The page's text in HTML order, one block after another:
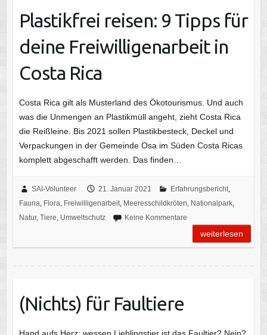
Plastikfrei reisen: 9 Tipps für
deine Freiwilligenarbeit in
Costa Rica
Costa Rica gilt als Musterland des Ökotourismus. Und auch
was die Unmengen an Plastikmüll angeht, zieht Costa Rica
die Reißleine. Bis 2021 sollen Plastikbesteck, Deckel und
Verpackungen in der Gemeinde Osa im Süden Costa Ricas
komplett abgeschafft werden. Das finden…
SAI-Volunteer 21. Januar 2021 Erfahrungsbericht,
Fauna Flora Freiwilligenarbeit, Meeresschildkröten Nationalpark,
Natur, Tiere Umweltschutz Keine Kommentare
weiterlesen
(Nichts) für Faultiere
Hand aufs Herz: wessen Lieblingstier ist das Faultier? Nein?